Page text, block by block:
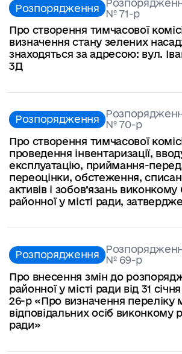
Розпорядження № 71-р
Про створення тимчасової
визначення стану зелених
знаходяться за адресою: вул.
3Д
Розпорядження № 70-р
Про створення тимчасової
проведення інвентаризації,
експлуатацію, приймання-
переоцінки, обстеження,
активів і зобов’язань виконкому
районної у місті ради,
Розпорядження № 69-р
Про внесення змін до
районної у місті ради від 31
26-р «Про визначення переліку
відповідальних осіб виконкому
ради»